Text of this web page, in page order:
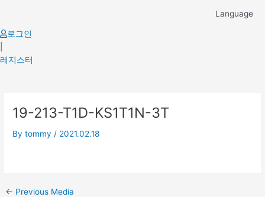
content
Language
로그인
레지스터
19-213-T1D-KS1T1N-3T
Bytommy / 2021.02.18
navigation
← Previous Media